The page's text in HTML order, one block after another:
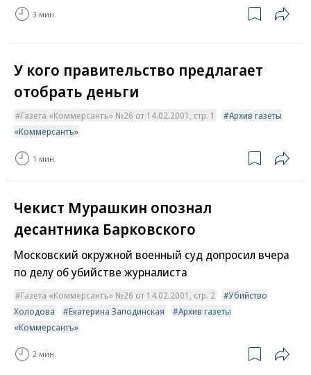
3 мин.
У кого правительство предлагает
отобрать деньги
Газета «Коммерсантъ» №26 от 14.02.2001, стр. 1
Архив газеты
«Коммерсантъ»
1 мин.
Чекист Мурашкин опознал
десантника Барковского
Московский окружной военный суд допросил вчера
по делу об убийстве журналиста
Газета «Коммерсантъ» №26 от 14.02.2001, стр. 2
Убийство
Холодова
Екатерина Заподинская
Архив газеты
«Коммерсантъ»
2 мин.